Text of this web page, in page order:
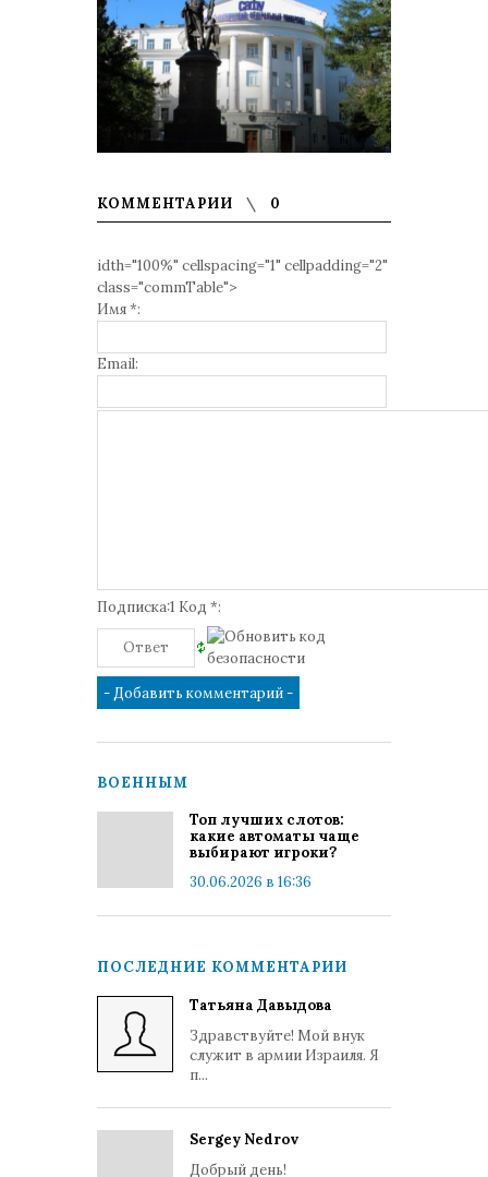
КОММЕНТАРИИ 0
idth="100%" cellspacing="1" cellpadding="2"
class="commTable">
Имя *:
Email:
Подписка:1 Код *:
ВОЕННЫМ
Топ лучших слотов:
какие автоматы чаще
выбирают игроки?
30.06.2026 в 16:36
ПОСЛЕДНИЕ КОММЕНТАРИИ
Татьяна Давыдова
Здравствуйте! Мой внук
служит в армии Израиля. Я
п...
Sergey Nedrov
Добрый день!